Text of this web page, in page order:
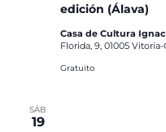
edición (Álava)
Casa de Cultura
Florida, 9, 01005
Gratuito
SÁB
19